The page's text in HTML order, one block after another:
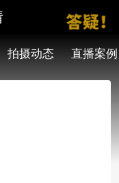
拍摄动态 直播案例